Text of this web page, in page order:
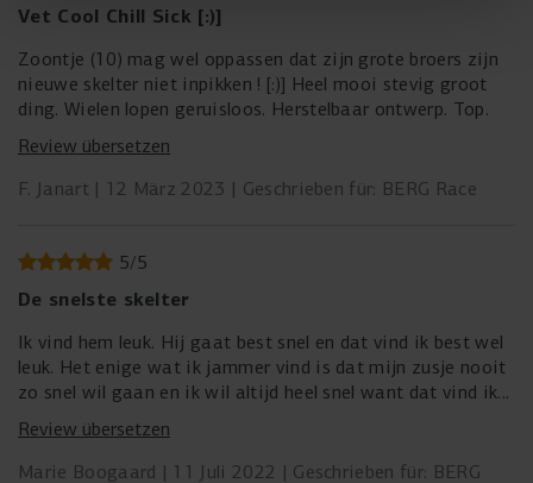
Vet Cool Chill Sick [:)]
Zoontje (10) mag wel oppassen dat zijn grote broers zijn
nieuwe skelter niet inpikken ! [:)] Heel mooi stevig groot
ding. Wielen lopen geruisloos. Herstelbaar ontwerp. Top.
Review übersetzen
F. Janart
12 März 2023 Geschrieben für: BERG Race
5/5
De snelste skelter
Ik vind hem leuk. Hij gaat best snel en dat vind ik best wel
leuk. Het enige wat ik jammer vind is dat mijn zusje nooit
zo snel wil gaan en ik wil altijd heel snel want dat vind ik
achterop zit.
Hij ziet er mooi uit en is echt groot. De parkeerrem is heel
Review übersetzen
Marie Boogaard
11 Juli 2022
Geschrieben für: BERG